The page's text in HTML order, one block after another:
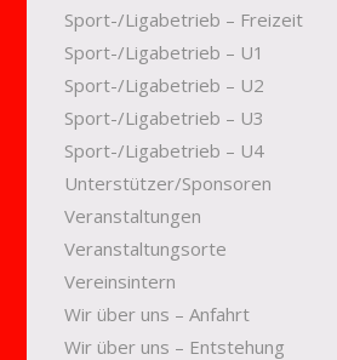
Sport-/Ligabetrieb – Freizeit
Sport-/Ligabetrieb – U1
Sport-/Ligabetrieb – U2
Sport-/Ligabetrieb – U3
Sport-/Ligabetrieb – U4
Unterstützer/Sponsoren
Veranstaltungen
Veranstaltungsorte
Vereinsintern
Wir über uns – Anfahrt
Wir über uns – Entstehung